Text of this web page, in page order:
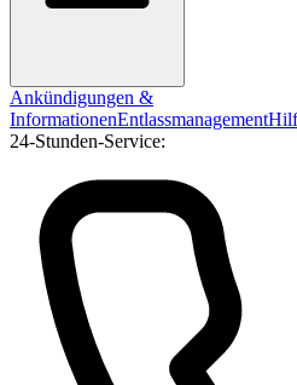
Ankündigungen &
InformationenEntlassmanagement
24-Stunden-Service: